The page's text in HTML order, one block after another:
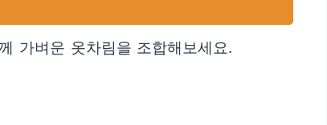
가벼운 옷차림을 조합해보세요.